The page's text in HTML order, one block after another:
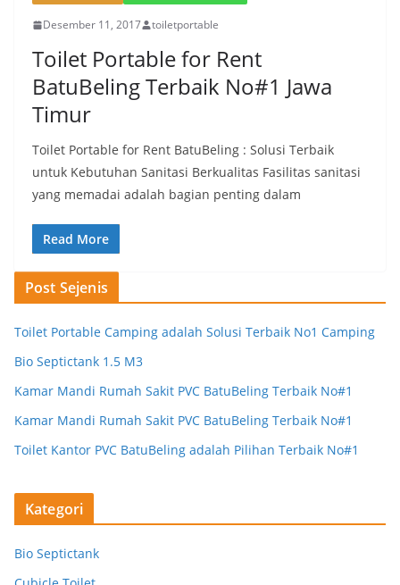
Desember 11, 2017 toiletportable
Toilet Portable for Rent
BatuBeling Terbaik No#1 Jawa
Timur
Toilet Portable for Rent BatuBeling : Solusi Terbaik
untuk Kebutuhan Sanitasi Berkualitas Fasilitas sanitasi
yang memadai adalah bagian penting dalam
Read More
Post Sejenis
Toilet Portable Camping adalah Solusi Terbaik No1 Camping
Bio Septictank 1.5 M3
Kamar Mandi Rumah Sakit PVC BatuBeling Terbaik No#1
Kamar Mandi Rumah Sakit PVC BatuBeling Terbaik No#1
Toilet Kantor PVC BatuBeling adalah Pilihan Terbaik No#1
Kategori
Bio Septictank